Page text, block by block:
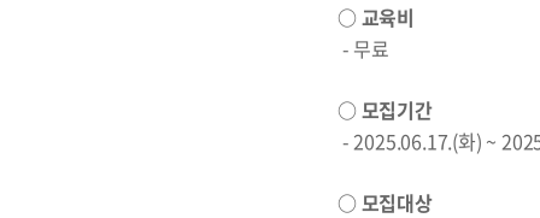
○ 교육비
- 무료
○ 모집기간
- 2025.06.17.(화) ~
○ 모집대상